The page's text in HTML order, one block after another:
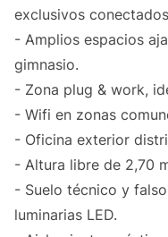
exclusivos
- Amplios espacios
gimnasio.
- Zona plug & work,
- Wifi en zonas
- Oficina exterior
- Altura libre de 2,70
- Suelo técnico y
luminarias LED.